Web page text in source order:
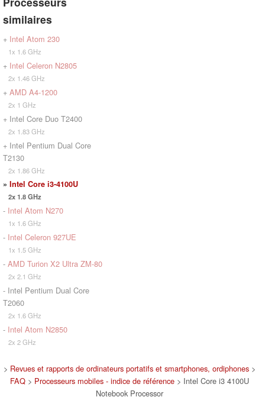
similaires
+ Intel Atom 230
1x 1.6 GHz
+ Intel Celeron N2805
2x 1.46 GHz
+ AMD A4-1200
2x 1 GHz
+ Intel Core Duo T2400
2x 1.83 GHz
+ Intel Pentium Dual Core
T2130
2x 1.86 GHz
» Intel Core i3-4100U
2x 1.8 GHz
- Intel Atom N270
1x 1.6 GHz
- Intel Celeron 927UE
1x 1.5 GHz
- AMD Turion X2 Ultra ZM-80
2x 2.1 GHz
- Intel Pentium Dual Core
T2060
2x 1.6 GHz
- Intel Atom N2850
2x 2 GHz
> Revues et rapports de ordinateurs portatifs et smartphones, ordiphones >
FAQ > Processeurs mobiles - indice de référence > Intel Core i3 4100U
Notebook Processor